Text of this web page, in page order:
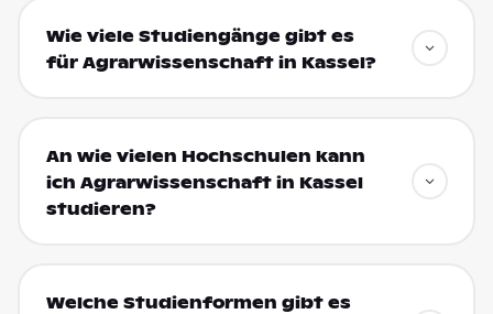
Wie viele Studiengänge gibt es
für Agrarwissenschaft in Kassel?
An wie vielen Hochschulen kann
ich Agrarwissenschaft in Kassel
studieren?
Welche Studienformen gibt es